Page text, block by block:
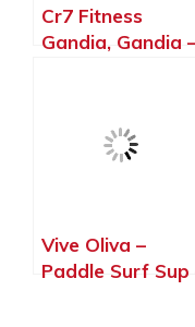
Cr7 Fitness
Gandia, Gandia
Vive Oliva –
Paddle Surf Sup